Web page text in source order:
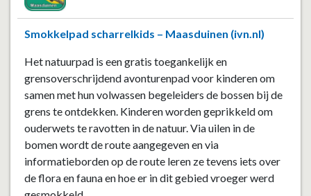
Smokkelpad scharrelkids – Maasduinen (ivn.nl)
Het natuurpad is een gratis toegankelijk en
grensoverschrijdend avonturenpad voor kinderen om
samen met hun volwassen begeleiders de bossen bij de
grens te ontdekken. Kinderen worden geprikkeld om
ouderwets te ravotten in de natuur. Via uilen in de
bomen wordt de route aangegeven en via
informatieborden op de route leren ze tevens iets over
de flora en fauna en hoe er in dit gebied vroeger werd